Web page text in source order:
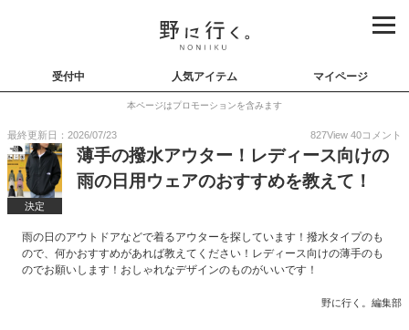
受付中 人気アイテム マイページ
本ページはプロモーションを含みます
最終更新日：2026/07/23 827View 40コメント
決定
薄手の撥水アウター！レディース向けの
雨の日用ウェアのおすすめを教えて！
雨の日のアウトドアなどで着るアウターを探しています！撥水タイプのも
ので、何かおすすめがあれば教えてください！レディース向けの薄手のも
のでお願いします！おしゃれなデザインのものがいいです！
野に行く。編集部